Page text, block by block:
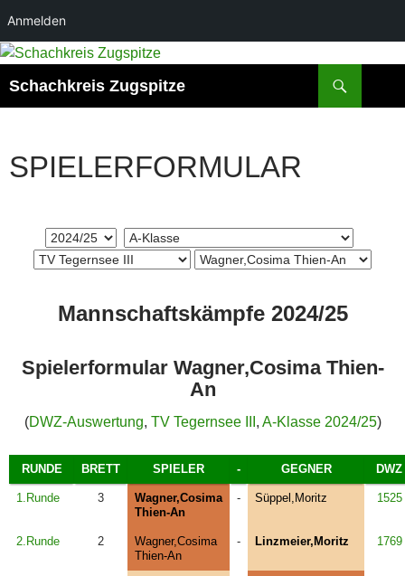
Anmelden
Zum
springen
Schachkreis Zugspitze
SPIELERFORMULAR
Mannschaftskämpfe 2024/25
Spielerformular Wagner,Cosima Thien-
An
(DWZ-Auswertung, TV Tegernsee III , A-Klasse 2024/25)
RUNDE BRETT SPIELER - GEGNER DWZ
1.Runde 3
Wagner,Cosima
Thien-An
- Süppel,Moritz 1525
2.Runde 2
Wagner,Cosima
Thien-An
- Linzmeier,Moritz 1769